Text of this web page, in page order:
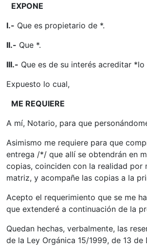
EXPONE
I.- Que es propietario de *.
II.- Que *.
III.- Que es de su interés acreditar
Expuesto lo cual,
ME REQUIERE
A mí, Notario, para que
Asimismo me requiere para que
entrega /*/ que allí se obtendrán en
copias, coinciden con la realidad
matriz, y acompañe las copias a la
Acepto el requerimiento que se me
que extenderé a continuación de la
Quedan hechas, verbalmente, las
de la Ley Orgánica 15/1999, de 13